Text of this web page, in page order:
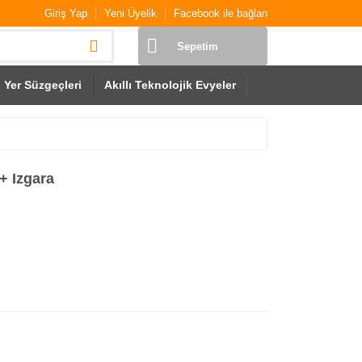
Giriş Yap Yeni Üyelik Facebook ile bağlan
Sepetim
Yer Süzgeçleri Akıllı Teknolojik Evyeler
Izgara